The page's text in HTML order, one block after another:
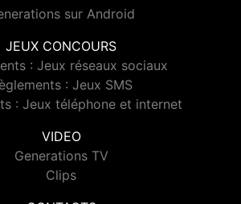
sur Android
JEUX CONCOURS
: Jeux réseaux sociaux
: Jeux SMS
: Jeux téléphone et internet
VIDEO
Generations TV
Clips